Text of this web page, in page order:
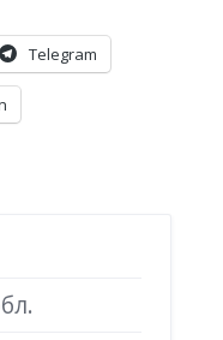
Telegram